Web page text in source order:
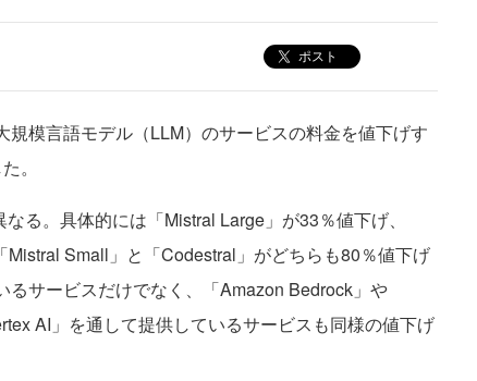
ポスト
模言語モデル（LLM）のサービスの料金を値下げす
。
る。具体的には「Mistral Large」が33％値下げ、
Mistral Small」と「Codestral」がどちらも80％値下げ
るサービスだけでなく、「Amazon Bedrock」や
AI」を通して提供しているサービスも同様の値下げ